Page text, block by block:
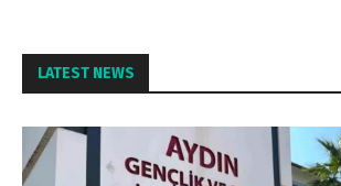
LATEST NEWS